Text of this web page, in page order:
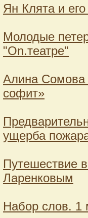
Ян Клята и
Молодые
"On.театре"
Алина Сомова
софит»
ущерба
Путешествие
Ларенковым
Набор слов. 1